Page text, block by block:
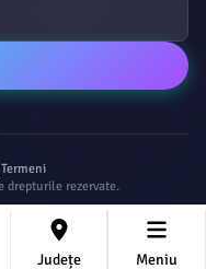
Termeni
drepturile rezervate.
Județe Meniu